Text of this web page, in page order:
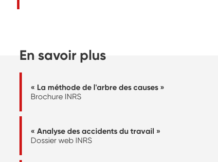
En savoir plus
« La méthode de l'arbre des causes »
Brochure INRS
« Analyse des accidents du travail »
Dossier web INRS